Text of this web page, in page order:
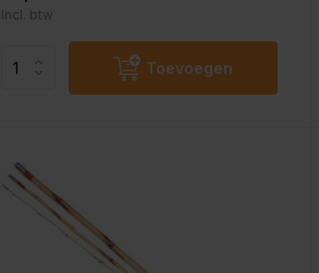
Incl. btw
Toevoegen